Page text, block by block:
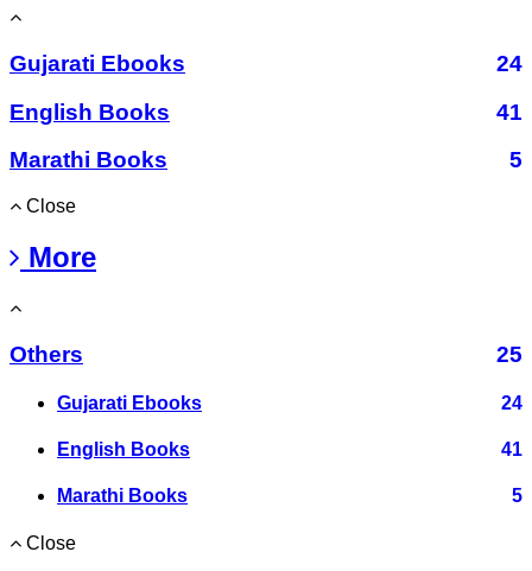
Gujarati Ebooks
24
English Books
41
Marathi Books
5
Close
More
Others 25
Gujarati Ebooks 24
English Books 41
Marathi Books 5
Close